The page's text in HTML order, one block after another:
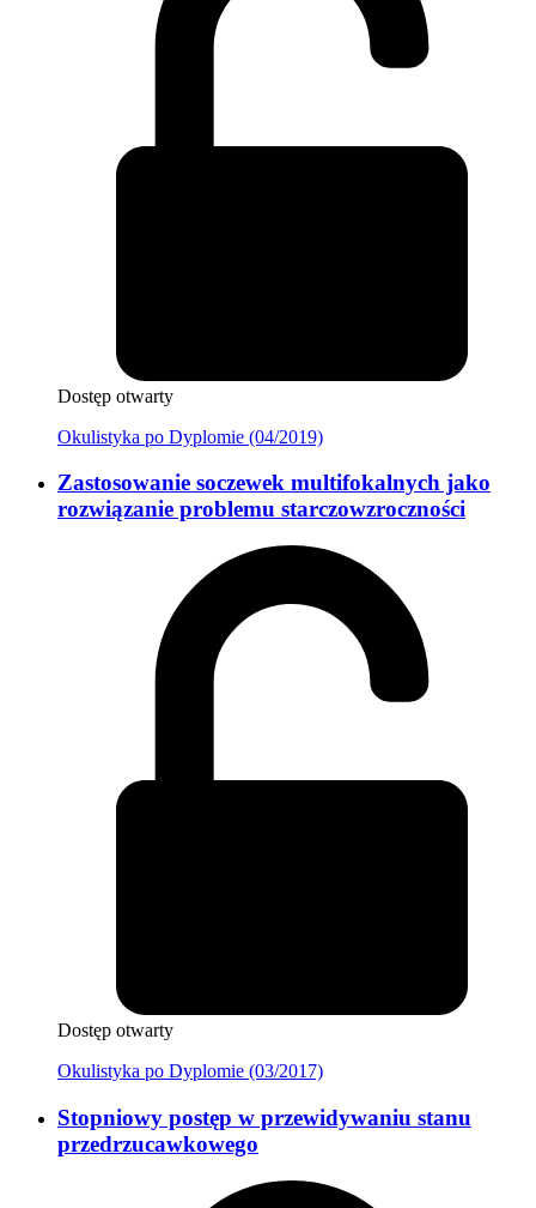
Dostęp otwarty
Okulistyka po Dyplomie (04/2019)
Zastosowanie soczewek multifokalnych jako
rozwiązanie problemu starczowzroczności
Dostęp otwarty
Okulistyka po Dyplomie (03/2017)
Stopniowy postęp w przewidywaniu stanu
przedrzucawkowego